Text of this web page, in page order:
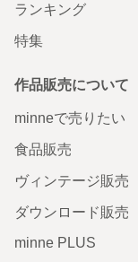
ランキング
特集
作品販売について
minneで売りたい
食品販売
ヴィンテージ販売
ダウンロード販売
minne PLUS